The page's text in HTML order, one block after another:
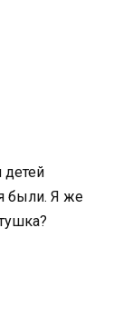
детей
были. Я же